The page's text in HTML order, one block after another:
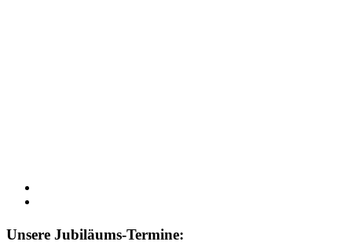
Unsere Jubiläums-Termine: